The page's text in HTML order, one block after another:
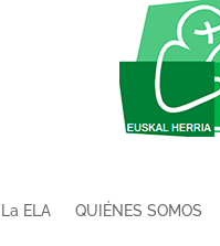
La ELA QUIÉNES SOMOS